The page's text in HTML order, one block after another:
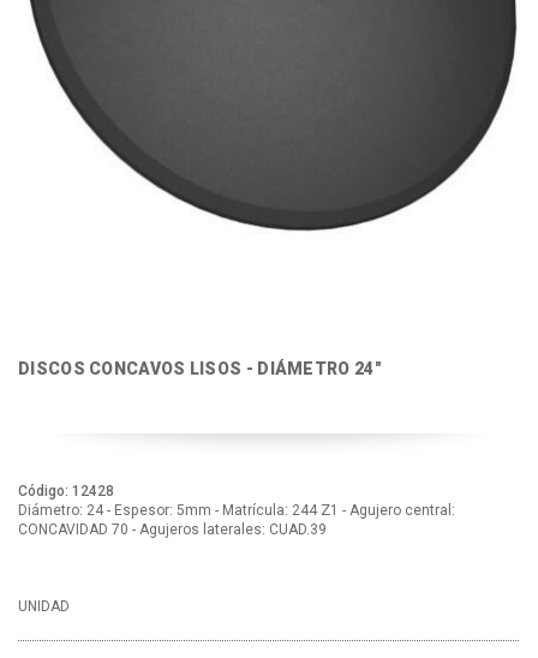
DISCOS CONCAVOS LISOS - DIÁMETRO 24"
Código: 12428
Diámetro: 24 - Espesor: 5mm - Matrícula: 244 Z1 - Agujero central:
CONCAVIDAD 70 - Agujeros laterales: CUAD.39
UNIDAD